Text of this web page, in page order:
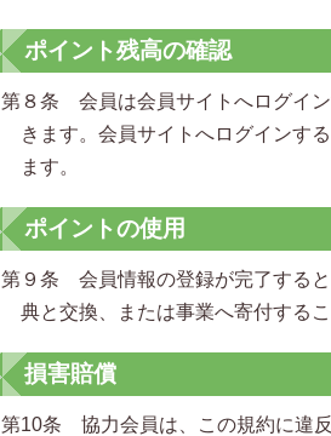
ポイント残高の確認
第８条 会員は会員サイトへログイ
きます。会員サイトへログインす
ます。
ポイントの使用
第９条 会員情報の登録が完了する
典と交換、または事業へ寄付するこ
損害賠償
第10条 協力会員は、この規約に違